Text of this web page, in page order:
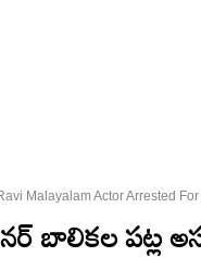
Malayalam Actor Arrested
బాలికల పట్ల